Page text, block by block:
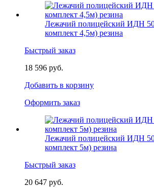
Лежачий полицейский ИДН
комплект 4,5м) резина
Быстрый заказ
18 596 руб.
Добавить в корзину
Оформить заказ
Лежачий полицейский ИДН
комплект 5м) резина
Быстрый заказ
20 647 руб.